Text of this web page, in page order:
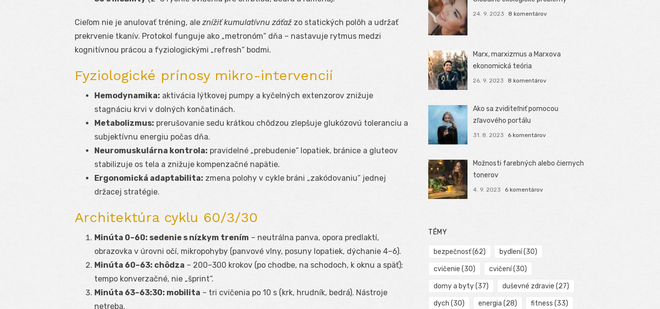
Cieľom nie je anulovať tréning, aleznížiť kumulatívnu záťaž zo statických polôh a udržať
prekrvenie tkanív. Protokol funguje ako „metronóm“ dňa – nastavuje rytmus medzi
kognitívnou prácou a fyziologickými „refresh“ bodmi.
Fyziologické prínosy mikro-intervencií
Hemodynamika: aktivácia lýtkovej pumpy a kyčelných extenzorov znižuje
stagnáciu krvi v dolných končatinách.
Metabolizmus: prerušovanie sedu krátkou chôdzou zlepšuje glukózovú toleranciu a
subjektívnu energiu počas dňa.
Neuromuskulárna kontrola: pravidelné „prebudenie“ lopatiek, bránice a gluteov
stabilizuje os tela a znižuje kompenzačné napätie.
Ergonomická adaptabilita: zmena polohy v cykle bráni „zakódovaniu“ jednej
držacej stratégie.
Architektúra cyklu 60/3/30
Minúta 0–60: sedenie s nízkym trením – neutrálna panva, opora predlaktí,
obrazovka v úrovni očí, mikropohyby (panvové vlny, posuny lopatiek, dýchanie 4–6).
Minúta 60–63: chôdza – 200–300 krokov (po chodbe, na schodoch, k oknu a späť);
tempo konverzačné, nie „šprint“.
Minúta 63–63:30: mobilita – tri cvičenia po 10 s (krk, hrudník, bedrá). Nástroje
netreba.
24. 9. 2023 8 komentárov
Marx, marxizmus a Marxova
ekonomická teória
26. 9. 2023 8 komentárov
Ako sa zviditeľniť pomocou
zľavového portálu
31. 8. 2023 6 komentárov
Možnosti farebných alebo čiernych
tonerov
4. 9. 2023 6 komentárov
TÉMY
bezpečnosť(62) bydlení(30)
cvičenie (30) cvičení(30)
domy a byty(37) duševné zdravie (27)
dych (30) energia (28) fitness (33)